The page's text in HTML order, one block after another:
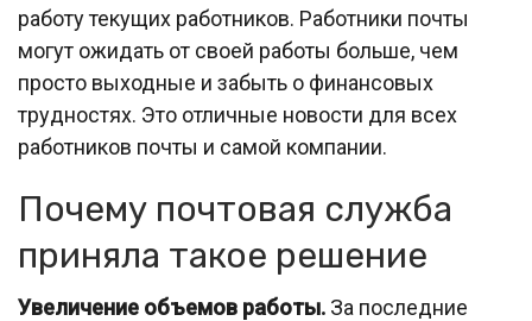
работу текущих работников. Работники почты
могут ожидать от своей работы больше, чем
просто выходные и забыть о финансовых
трудностях. Это отличные новости для всех
работников почты и самой компании.
Почему почтовая служба
приняла такое решение
Увеличение объемов работы. За последние